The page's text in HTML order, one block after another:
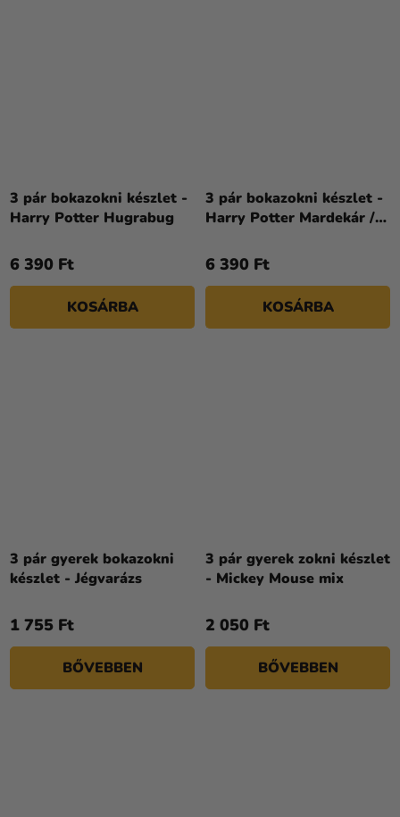
3 pár bokazokni készlet -
Harry Potter Hugrabug
6 390 Ft
KOSÁRBA
3 pár bokazokni készlet -
Harry Potter Mardekár /
6 390 Ft
KOSÁRBA
3 pár gyerek bokazokni
készlet - Jégvarázs
1 755 Ft
BŐVEBBEN
3 pár gyerek zokni készlet
- Mickey Mouse mix
2 050 Ft
BŐVEBBEN